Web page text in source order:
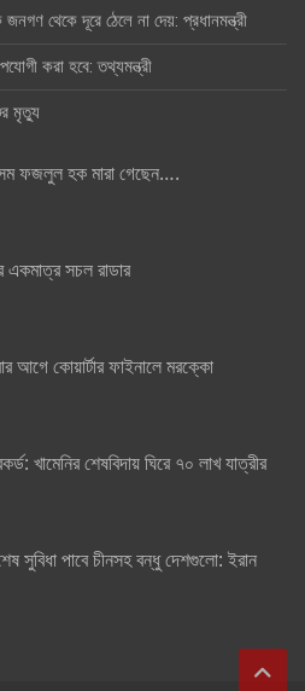
থেকে দূরে ঠেলে না দেয়: প্রধানমন্ত্রী
করা হবে: তথ্যমন্ত্রী
মৃত্যু
ফজলুল হক মারা গেছেন….
একমাত্র সচল রাডার
আগে কোয়ার্টার ফাইনালে মরক্কো
খামেনির শেষবিদায় ঘিরে ৭০ লাখ যাত্রীর
সুবিধা পাবে চীনসহ বন্ধু দেশগুলো: ইরান